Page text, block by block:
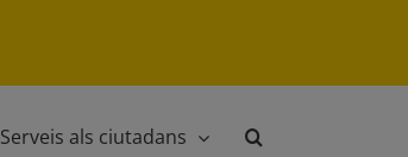
Serveis als ciutadans